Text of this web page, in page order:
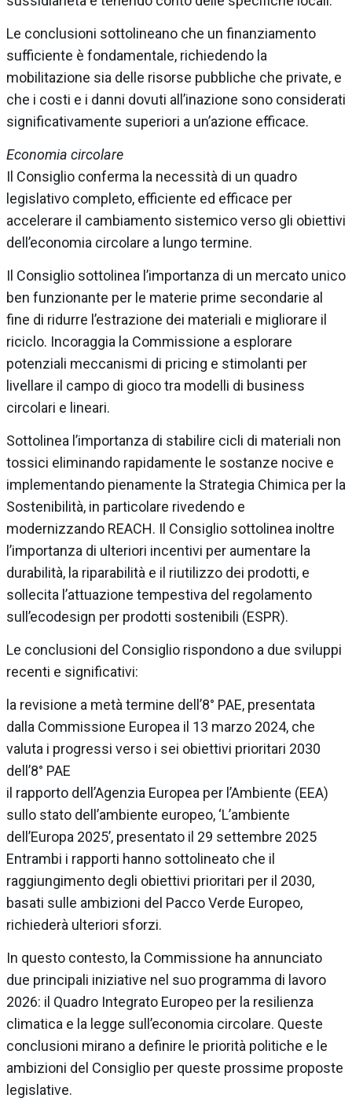
Le conclusioni sottolineano che un finanziamento
sufficiente è fondamentale, richiedendo la
mobilitazione sia delle risorse pubbliche che private, e
che i costi e i danni dovuti all’inazione sono considerati
significativamente superiori a un’azione efficace.
Economia circolare
Il Consiglio conferma la necessità di un quadro
legislativo completo, efficiente ed efficace per
accelerare il cambiamento sistemico verso gli obiettivi
dell’economia circolare a lungo termine.
Il Consiglio sottolinea l’importanza di un mercato unico
ben funzionante per le materie prime secondarie al
fine di ridurre l’estrazione dei materiali e migliorare il
riciclo. Incoraggia la Commissione a esplorare
potenziali meccanismi di pricing e stimolanti per
livellare il campo di gioco tra modelli di business
circolari e lineari.
Sottolinea l’importanza di stabilire cicli di materiali non
tossici eliminando rapidamente le sostanze nocive e
implementando pienamente la Strategia Chimica per la
Sostenibilità, in particolare rivedendo e
modernizzando REACH. Il Consiglio sottolinea inoltre
l’importanza di ulteriori incentivi per aumentare la
durabilità, la riparabilità e il riutilizzo dei prodotti, e
sollecita l’attuazione tempestiva del regolamento
sull’ecodesign per prodotti sostenibili (ESPR).
Le conclusioni del Consiglio rispondono a due sviluppi
recenti e significativi:
la revisione a metà termine dell’8° PAE, presentata
dalla Commissione Europea il 13 marzo 2024, che
valuta i progressi verso i sei obiettivi prioritari 2030
dell’8° PAE
il rapporto dell’Agenzia Europea per l’Ambiente (EEA)
sullo stato dell’ambiente europeo, ‘L’ambiente
dell’Europa 2025’, presentato il 29 settembre 2025
Entrambi i rapporti hanno sottolineato che il
raggiungimento degli obiettivi prioritari per il 2030,
basati sulle ambizioni del Pacco Verde Europeo,
richiederà ulteriori sforzi.
In questo contesto, la Commissione ha annunciato
due principali iniziative nel suo programma di lavoro
2026: il Quadro Integrato Europeo per la resilienza
climatica e la legge sull’economia circolare. Queste
conclusioni mirano a definire le priorità politiche e le
ambizioni del Consiglio per queste prossime proposte
legislative.